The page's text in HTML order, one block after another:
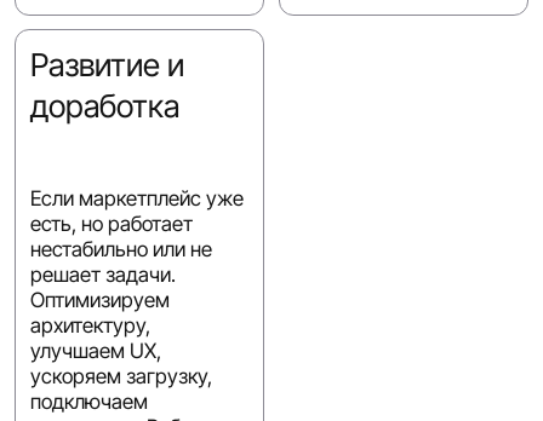
Развитие и
доработка
Если маркетплейс уже
есть, но работает
нестабильно или не
решает задачи.
Оптимизируем
архитектуру,
улучшаем UX,
ускоряем загрузку,
подключаем